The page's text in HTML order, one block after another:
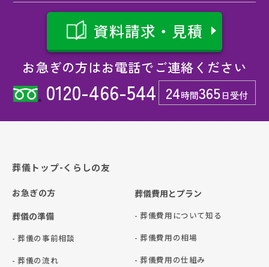
お急ぎの方はお電話でご連絡ください
24時間365日受付
0120-466-544
資料請求・見積
葬儀トップ-くらしの友
お急ぎの方
葬儀の準備
- 葬儀の事前相談
- 葬儀の流れ
葬儀費用とプラン
- 葬儀費用について知る
- 葬儀費用の相場
- 葬儀費用の仕組み